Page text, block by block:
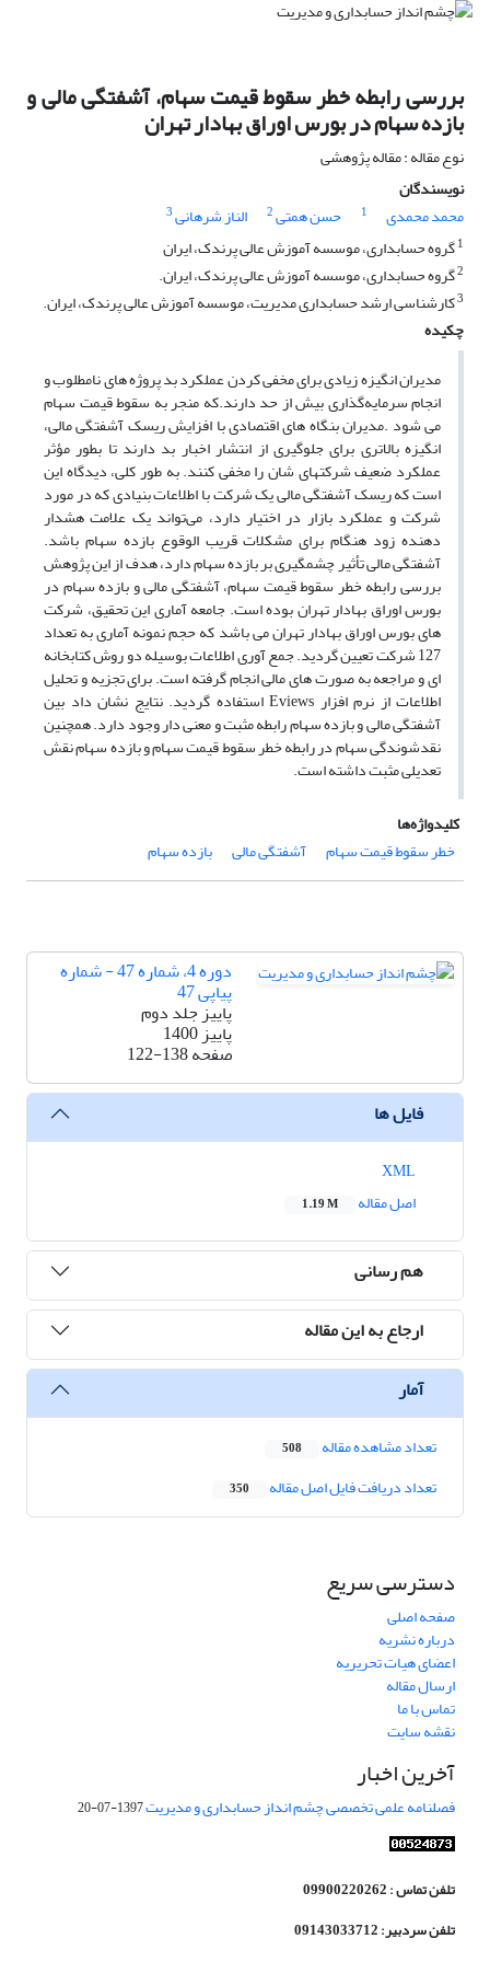
بررسی رابطه خطر سقوط قیمت سهام، آشفتگی مالی و
بازده سهام در بورس اوراق بهادار تهران
نوع مقاله : مقاله پژوهشی
نویسندگان
محمد محمدی
1 حسن همتی2 الناز شرهانی3
1گروه حسابداری، موسسه آموزش عالی پرندک، ایران
2گروه حسابداری، موسسه آموزش عالی پرندک، ایران.
3کارشناسی ارشد حسابداری مدیریت، موسسه آموزش عالی پرندک، ایران.
چکیده
مدیران انگیزه زیادی برای مخفی کردن عملکرد بد پروژه های نامطلوب و
انجام سرمایه‌گذاری بیش از حد دارند.که منجر به سقوط قیمت سهام
می شود .مدیران بنگاه های اقتصادی با افزایش ریسک آشفتگی مالی،
انگیزه بالاتری برای جلوگیری از انتشار اخبار بد دارند تا بطور مؤثر
عملکرد ضعیف شرکتهای شان را مخفی کنند. به طور کلی، دیدگاه این
است که ریسک آشفتگی مالی یک شرکت با اطلاعات بنیادی که در مورد
شرکت و عملکرد بازار در اختیار دارد، می‌تواند یک علامت هشدار
دهنده زود هنگام برای مشکلات قریب الوقوع بازده سهام باشد.
آشفتگی مالی تأثیر چشمگیری بر بازده سهام دارد، هدف از این پژوهش
بررسی رابطه خطر سقوط قیمت سهام، آشفتگی مالی و بازده سهام در
بورس اوراق بهادار تهران بوده است. جامعه آماری این تحقیق، شرکت
های بورس اوراق بهادار تهران می باشد که حجم نمونه آماری به تعداد
127 شرکت تعیین گردید. جمع آوری اطلاعات بوسیله دو روش کتابخانه
ای و مراجعه به صورت های مالی انجام گرفته است. برای تجزیه و تحلیل
اطلاعات از نرم افزار Eviews استفاده گردید. نتایج نشان داد بین
آشفتگی مالی و بازده سهام رابطه مثبت و معنی دار وجود دارد. همچنین
نقدشوندگی سهام در رابطه خطر سقوط قیمت سهام و بازده سهام نقش
تعدیلی مثبت داشته است.
کلیدواژه‌ها
خطر سقوط قیمت سهام
آشفتگی مالی بازده سهام
دوره 4، شماره 47 - شماره
پیاپی 47
پاییز جلد دوم
پاییز 1400
صفحه122-138
فایل ها
اصل مقاله
1.19 M
هم رسانی
ارجاع به این مقاله
آمار
تعداد مشاهده مقاله 508
تعداد دریافت فایل اصل مقاله 350
دسترسی سریع
صفحه اصلی
درباره نشریه
اعضای هیات تحریریه
ارسال مقاله
تماس با ما
نقشه سایت
آخرین اخبار
فصلنامه علمی تخصصی چشم انداز حسابداری و مدیریت1397-07-20
تلفن تماس : 09900220262
تلفن سردبیر: 09143033712